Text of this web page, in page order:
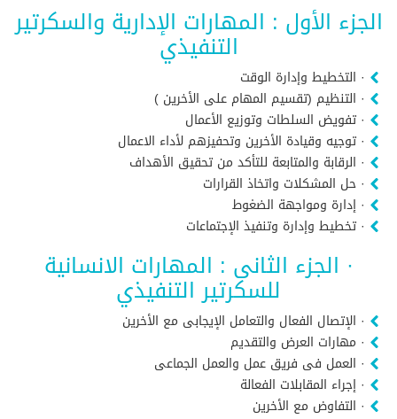
الجزء الأول : المهارات الإدارية والسكرتير
التنفيذي
· التخطيط وإدارة الوقت
· التنظيم (تقسيم المهام على الأخرين )
· تفويض السلطات وتوزيع الأعمال
· توجيه وقيادة الأخرين وتحفيزهم لأداء الاعمال
· الرقابة والمتابعة للتأكد من تحقيق الأهداف
· حل المشكلات واتخاذ القرارات
· إدارة ومواجهة الضغوط
· تخطيط وإدارة وتنفيذ الإجتماعات
· الجزء الثانى : المهارات الانسانية
للسكرتير التنفيذي
· الإتصال الفعال والتعامل الإيجابى مع الأخرين
· مهارات العرض والتقديم
· العمل فى فريق عمل والعمل الجماعى
· إجراء المقابلات الفعالة
· التفاوض مع الأخرين